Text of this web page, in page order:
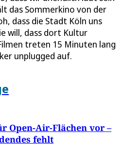
das Sommerkino von der
dass die Stadt Köln uns
will, dass dort Kultur
treten 15 Minuten lang
unplugged auf.
Open-Air-Flächen vor –
fehlt